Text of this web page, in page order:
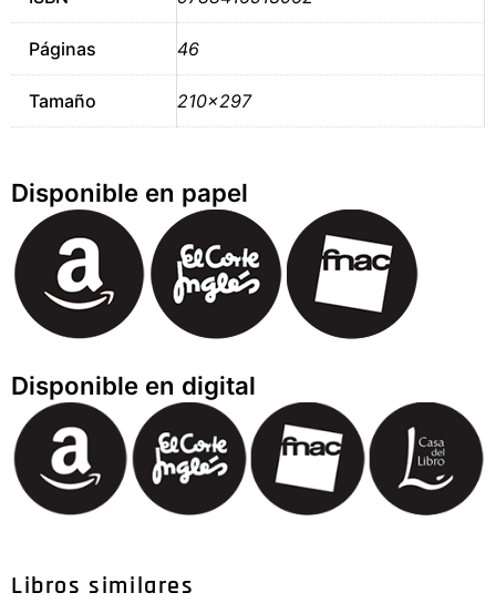
Páginas 46
Tamaño 210×297
Disponible en papel
Disponible en digital
Libros similares